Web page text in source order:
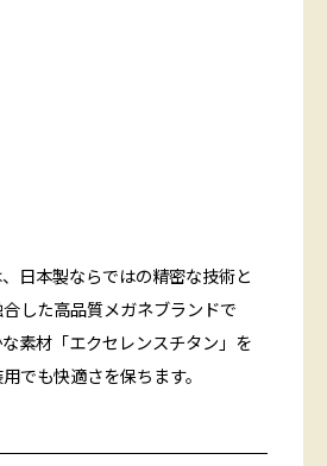
、日本製ならではの精密な技術と
した高品質メガネブランドで
素材「エクセレンスチタン」を
でも快適さを保ちます。